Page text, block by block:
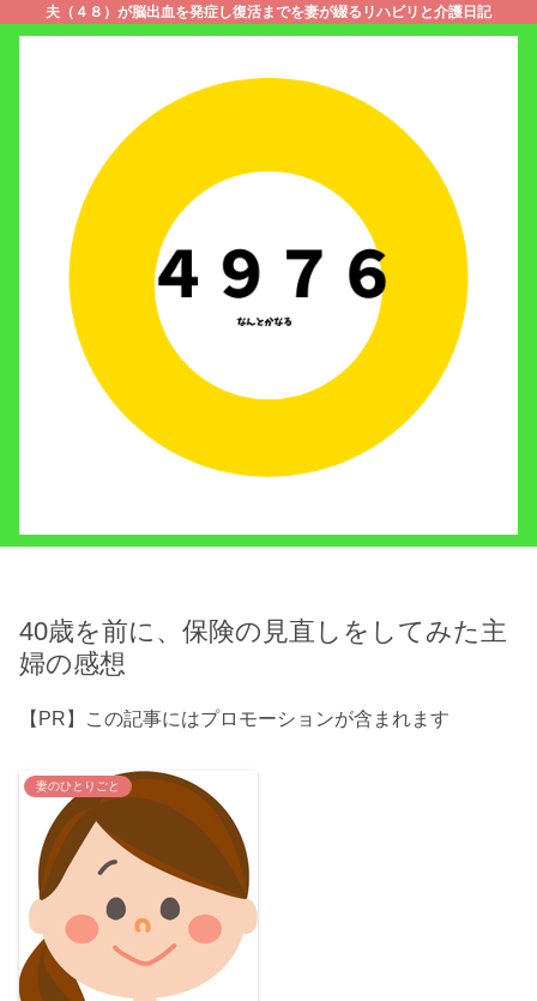
夫（４８）が脳出血を発症し復活までを妻が綴るリハビリと介護日記
40歳を前に、保険の見直しをしてみた主
婦の感想
【PR】この記事にはプロモーションが含まれます
妻のひとりごと